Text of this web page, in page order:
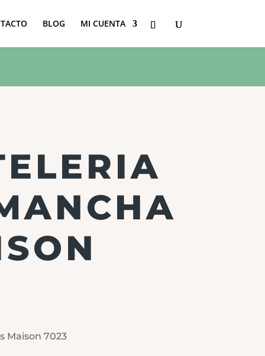
BLOG MI CUENTA
Maison 7023